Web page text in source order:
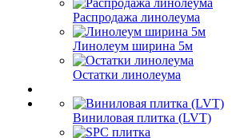
Распродажа линолеума
Линолеум ширина 5м
Остатки линолеума
Виниловая плитка (LVT)